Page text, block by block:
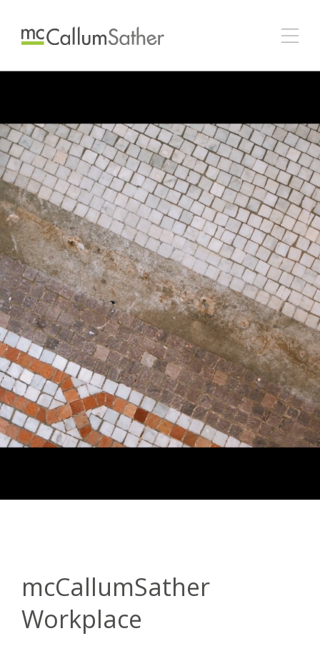
mcCallumSather
Workplace